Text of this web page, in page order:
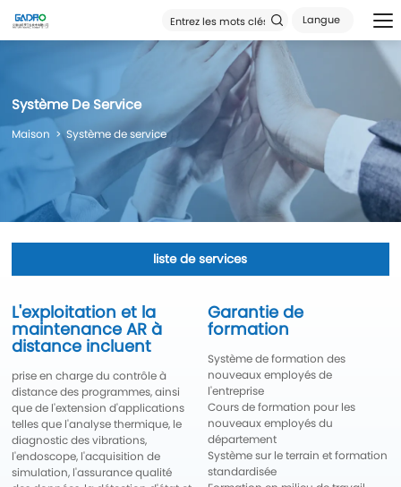
Langue
Système De Service
Maison Système de service
liste de services
L'exploitation et la
maintenance AR à
distance incluent
prise en charge du contrôle à
distance des programmes, ainsi
que de l'extension d'applications
telles que l'analyse thermique, le
diagnostic des vibrations,
l'endoscope, l'acquisition de
simulation, l'assurance qualité
Garantie de
formation
Système de formation des
nouveaux employés de
l'entreprise
Cours de formation pour les
nouveaux employés du
département
Système sur le terrain et formation
standardisée